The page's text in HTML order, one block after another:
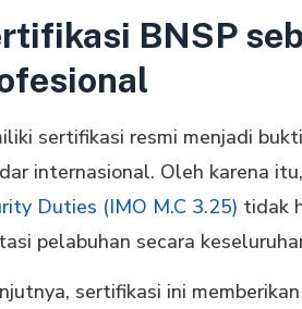
BNSP
sertifikasi resmi menjadi
internasional. Oleh karena itu,
Duties (IMO M.C 3.25) tidak
pelabuhan secara
sertifikasi ini